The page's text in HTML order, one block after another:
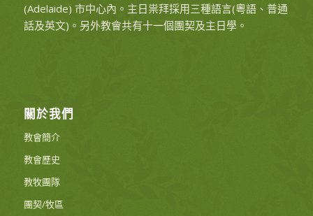
(Adelaide) 市中心內。主日祟拜採用三種語言(粵語、普通
話及英文)。另外教會共有十一個團契及主日學。
關於我們
教會簡介
教會歷史
教牧團隊
團契/牧區